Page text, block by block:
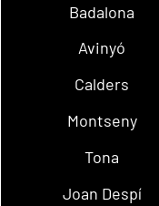
Badalona
Avinyó
Calders
Montseny
Tona
Joan Despí